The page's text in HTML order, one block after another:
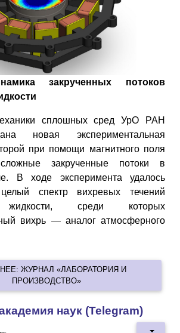
закрученных потоков
сплошных сред УрО РАН
новая экспериментальная
при помощи магнитного поля
сложные закрученные потоки в
В ходе эксперимента удалось
спектр вихревых течений
жидкости, среди которых
вихрь — аналог атмосферного
ЖУРНАЛ «ЛАБОРАТОРИЯ И
ПРОИЗВОДСТВО»
наук (Telegram)